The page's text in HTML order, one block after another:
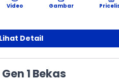
Video Gambar
Lihat Detail
1 Bekas